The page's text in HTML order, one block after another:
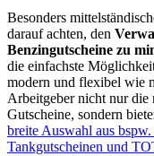
Besonders
darauf achten, den
Benzingutscheine zu
die einfachste
modern und flexibel wie
Arbeitgeber nicht nur die
Gutscheine, sondern
breite Auswahl aus
Tankgutscheinen und